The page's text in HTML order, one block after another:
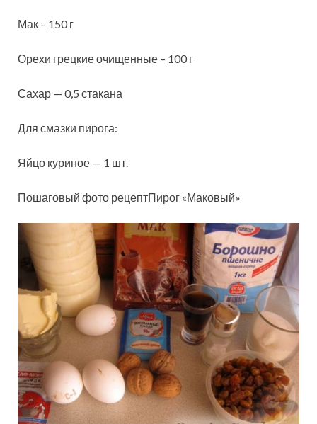
Мак – 150 г
Орехи грецкие очищенные – 100 г
Сахар — 0,5 стакана
Для смазки пирога:
Яйцо куриное — 1 шт.
Пошаговый фото рецептПирог «Маковый»